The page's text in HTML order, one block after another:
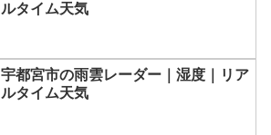
ルタイム天気
宇都宮市の雨雲レーダー｜湿度｜リア
ルタイム天気